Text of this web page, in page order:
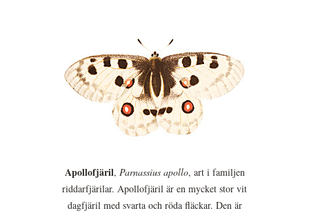
Apollofjäril, Parnassius apollo, art i familjen
riddarfjärilar. Apollofjäril är en mycket stor vit
dagfjäril med svarta och röda fläckar. Den är